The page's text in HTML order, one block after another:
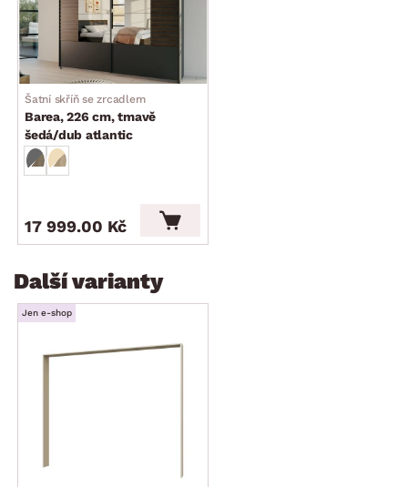
Šatní skříň se zrcadlem
Barea, 226 cm, tmavě
šedá/dub atlantic
17 999.00 Kč
Další varianty
Jen e-shop